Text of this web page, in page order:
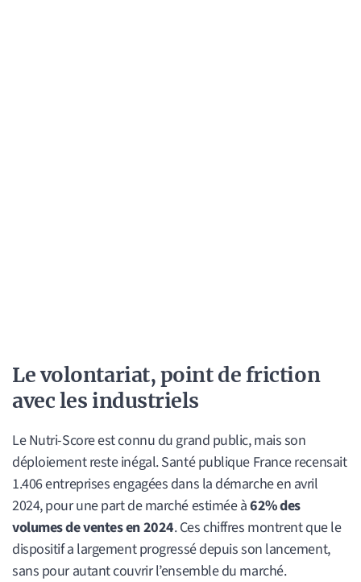
Le volontariat, point de friction
avec les industriels
Le Nutri-Score est connu du grand public, mais son
déploiement reste inégal. Santé publique France recensait
1.406 entreprises engagées dans la démarche en avril
2024, pour une part de marché estimée à62% des
volumes de ventes en 2024. Ces chiffres montrent que le
dispositif a largement progressé depuis son lancement,
sans pour autant couvrir l’ensemble du marché.